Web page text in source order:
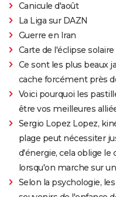
Canicule d'août
La Liga sur DAZN
Guerre en Iran
Carte de l'éclipse solaire
Ce sont les plus beaux
cache forcément près
Voici pourquoi les
être vos meilleures
Sergio Lopez Lopez,
plage peut nécessiter
d'énergie, cela oblige le
lorsqu'on marche sur
Selon la psychologie,